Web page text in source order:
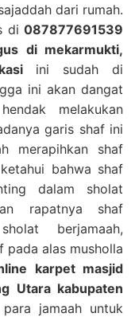
dari rumah.
di 087877691539
di mekarmukti,
ini sudah di
ini akan dangat
melakukan
garis shaf ini
merapihkan shaf
bahwa shaf
dalam sholat
rapatnya shaf
sholat berjamaah,
pada alas musholla
karpet masjid
Utara kabupaten
jamaah untuk